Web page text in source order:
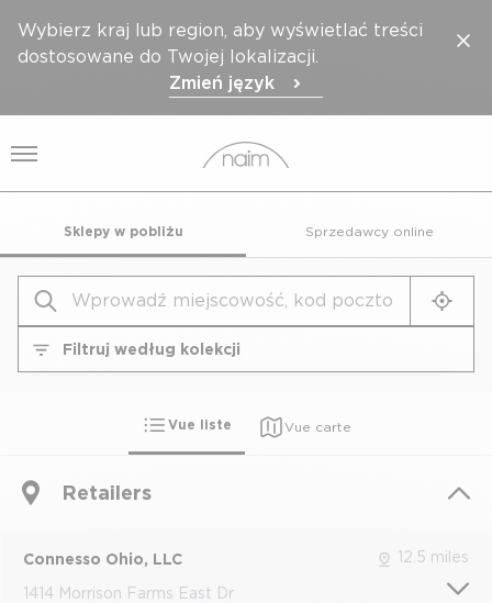
Wybierz kraj lub region, aby wyświetlać treści
dostosowane do Twojej lokalizacji.
Zmień język
Otwórz menu
Sklepy w pobliżu Sprzedawcy online
Filtruj według kolekcji
Vue liste Vue carte
Retailers
Connesso Ohio, LLC 12.5 miles
1414 Morrison Farms East Dr